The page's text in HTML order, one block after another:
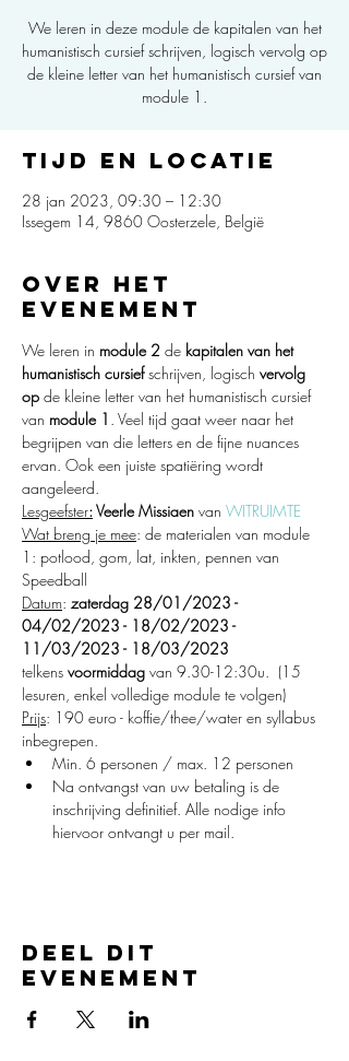
We leren in deze module de kapitalen van het
humanistisch cursief schrijven, logisch vervolg op
de kleine letter van het humanistisch cursief van
module 1.
Tijd en locatie
28 jan 2023, 09:30 – 12:30
Issegem 14, 9860 Oosterzele, België
Over het
evenement
We leren in module 2 de kapitalen van het
humanistisch cursief schrijven, logisch vervolg
op de kleine letter van het humanistisch cursief
van module 1 . Veel tijd gaat weer naar het
begrijpen van die letters en de fijne nuances
ervan. Ook een juiste spatiëring wordt
aangeleerd.
Lesgeefster: Veerle Missiaen van WITRUIMTE
Wat breng je mee: de materialen van module
1: potlood, gom, lat, inkten, pennen van
Speedball
Datum: zaterdag 28/01/2023 -
04/02/2023 - 18/02/2023 -
11/03/2023 - 18/03/2023
telkens voormiddag van 9.30-12:30u.  (15
lesuren, enkel volledige module te volgen)
Prijs: 190 euro - koffie/thee/water en syllabus
inbegrepen.
Min. 6 personen / max. 12 personen
Na ontvangst van uw betaling is de
inschrijving definitief. Alle nodige info
hiervoor ontvangt u per mail.
Deel dit
evenement